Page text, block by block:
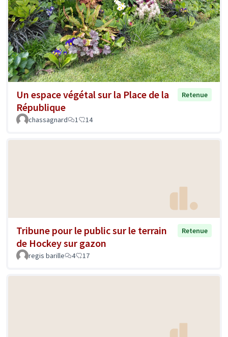
Un espace végétal sur la Place de la
République
Retenue
chassagnard 1 14
Tribune pour le public sur le terrain
de Hockey sur gazon
Retenue
regis barille 4 17